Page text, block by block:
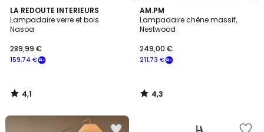
LA REDOUTE INTERIEURS
Lampadaire verre et bois
Nasoa
159,74 €
289,99 €
4,1
/ 5
4,1
/
AM.PM
Lampadaire chêne massif,
Nestwood
211,73 €
249,00 €
4,3
/ 5
4,3
/